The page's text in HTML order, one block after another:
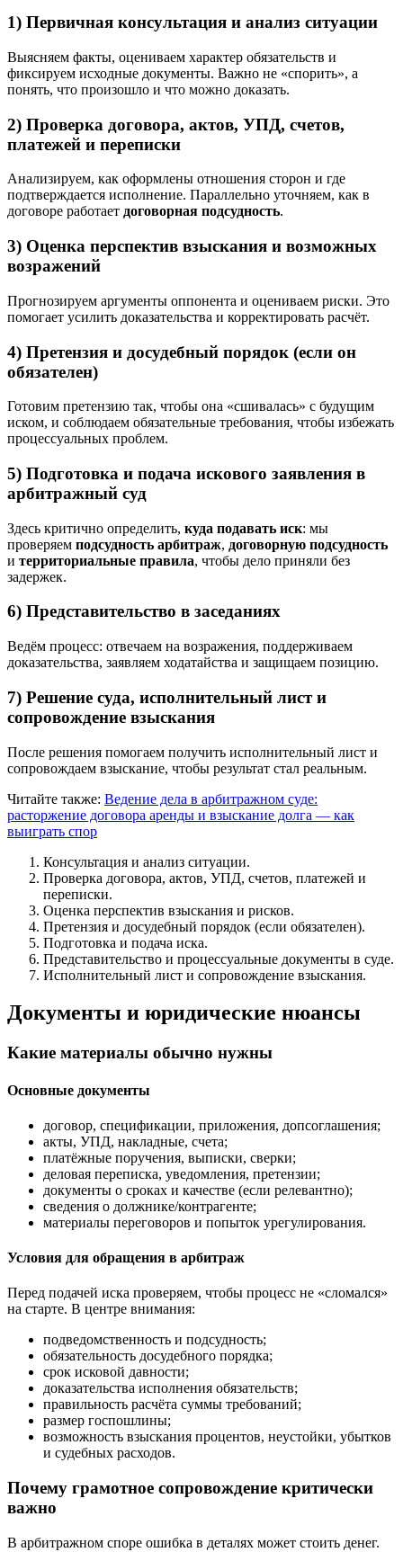
1) Первичная консультация и анализ ситуации
Выясняем факты, оцениваем характер обязательств и
фиксируем исходные документы. Важно не «спорить», а
понять, что произошло и что можно доказать.
2) Проверка договора, актов, УПД, счетов,
платежей и переписки
Анализируем, как оформлены отношения сторон и где
подтверждается исполнение. Параллельно уточняем, как в
договоре работает договорная подсудность.
3) Оценка перспектив взыскания и возможных
возражений
Прогнозируем аргументы оппонента и оцениваем риски. Это
помогает усилить доказательства и корректировать расчёт.
4) Претензия и досудебный порядок (если он
обязателен)
Готовим претензию так, чтобы она «сшивалась» с будущим
иском, и соблюдаем обязательные требования, чтобы избежать
процессуальных проблем.
5) Подготовка и подача искового заявления в
арбитражный суд
Здесь критично определить, куда подавать иск: мы
проверяем подсудность арбитраж, договорную подсудность
и территориальные правила, чтобы дело приняли без
задержек.
6) Представительство в заседаниях
Ведём процесс: отвечаем на возражения, поддерживаем
доказательства, заявляем ходатайства и защищаем позицию.
7) Решение суда, исполнительный лист и
сопровождение взыскания
После решения помогаем получить исполнительный лист и
сопровождаем взыскание, чтобы результат стал реальным.
Читайте также: Ведение дела в арбитражном суде:
расторжение договора аренды и взыскание долга — как
выиграть спор
Консультация и анализ ситуации.
Проверка договора, актов, УПД, счетов, платежей и
переписки.
Оценка перспектив взыскания и рисков.
Претензия и досудебный порядок (если обязателен).
Подготовка и подача иска.
Представительство и процессуальные документы в суде.
Исполнительный лист и сопровождение взыскания.
Документы и юридические нюансы
Какие материалы обычно нужны
Основные документы
договор, спецификации, приложения, допсоглашения;
акты, УПД, накладные, счета;
платёжные поручения, выписки, сверки;
деловая переписка, уведомления, претензии;
документы о сроках и качестве (если релевантно);
сведения о должнике/контрагенте;
материалы переговоров и попыток урегулирования.
Условия для обращения в арбитраж
Перед подачей иска проверяем, чтобы процесс не «сломался»
на старте. В центре внимания:
подведомственность и подсудность;
обязательность досудебного порядка;
срок исковой давности;
доказательства исполнения обязательств;
правильность расчёта суммы требований;
размер госпошлины;
возможность взыскания процентов, неустойки, убытков
и судебных расходов.
Почему грамотное сопровождение критически
важно
В арбитражном споре ошибка в деталях может стоить денег.